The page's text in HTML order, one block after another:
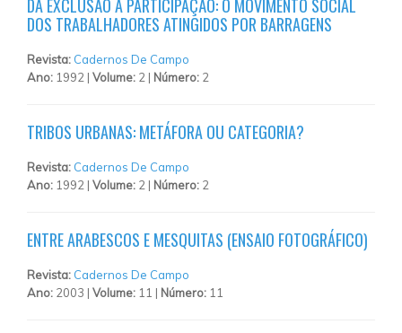
DA EXCLUSÃO À PARTICIPAÇÃO: O MOVIMENTO SOCIAL
DOS TRABALHADORES ATINGIDOS POR BARRAGENS
Revista: Cadernos De Campo
Ano: 1992 | Volume: 2 | Número: 2
TRIBOS URBANAS: METÁFORA OU CATEGORIA?
Revista: Cadernos De Campo
Ano: 1992 | Volume: 2 | Número: 2
ENTRE ARABESCOS E MESQUITAS (ENSAIO FOTOGRÁFICO)
Revista: Cadernos De Campo
Ano: 2003 | Volume: 11 | Número: 11